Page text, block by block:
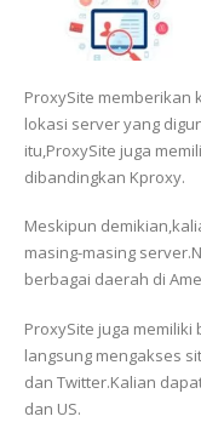
ProxySite memberikan
lokasi server yang
itu,ProxySite juga
dibandingkan Kproxy.
Meskipun
masing-masing
berbagai daerah di
ProxySite juga
langsung mengakses
dan Twitter.Kalian
dan US.